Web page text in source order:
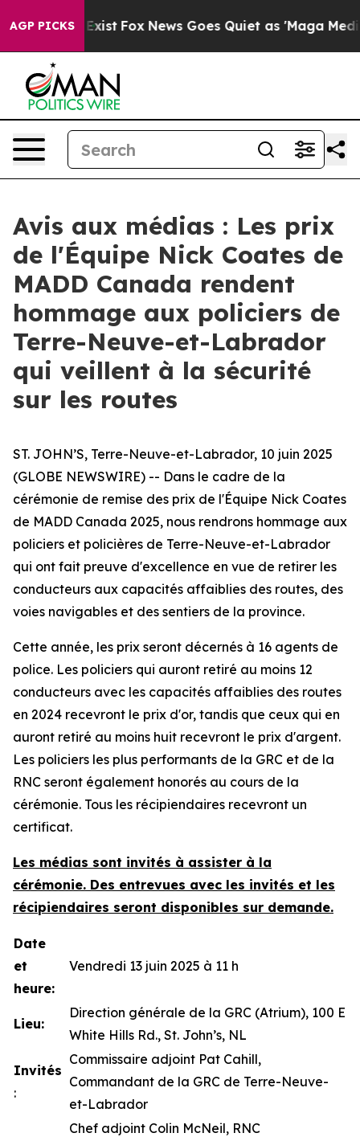
AGP PICKS
They Exist Fox News Goes Quiet as 'Maga Media
Avis aux médias : Les prix
de l'Équipe Nick Coates de
MADD Canada rendent
hommage aux policiers de
Terre-Neuve-et-Labrador
qui veillent à la sécurité
sur les routes
ST. JOHN’S, Terre-Neuve-et-Labrador, 10 juin 2025
(GLOBE NEWSWIRE) -- Dans le cadre de la
cérémonie de remise des prix de l'Équipe Nick Coates
de MADD Canada 2025, nous rendrons hommage aux
policiers et policières de Terre-Neuve-et-Labrador
qui ont fait preuve d'excellence en vue de retirer les
conducteurs aux capacités affaiblies des routes, des
voies navigables et des sentiers de la province.
Cette année, les prix seront décernés à 16 agents de
police. Les policiers qui auront retiré au moins 12
conducteurs avec les capacités affaiblies des routes
en 2024 recevront le prix d'or, tandis que ceux qui en
auront retiré au moins huit recevront le prix d'argent.
Les policiers les plus performants de la GRC et de la
RNC seront également honorés au cours de la
cérémonie. Tous les récipiendaires recevront un
certificat.
Les médias sont invités à assister à la
cérémonie. Des entrevues avec les invités et les
récipiendaires seront disponibles sur demande.
Date
et
heure:
Vendredi 13 juin 2025 à 11 h
Lieu:
Direction générale de la GRC (Atrium), 100 E
White Hills Rd., St. John’s, NL
Invités
:
Commissaire adjoint Pat Cahill,
Commandant de la GRC de Terre-Neuve-
et-Labrador
Chef adjoint Colin McNeil, RNC